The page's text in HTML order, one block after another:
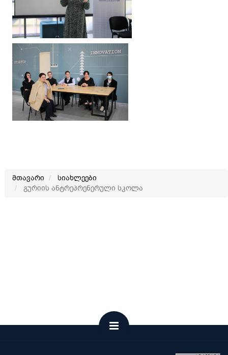
მთავარი
სიახლეები
გურიის ანტრეპრენერული სკოლა